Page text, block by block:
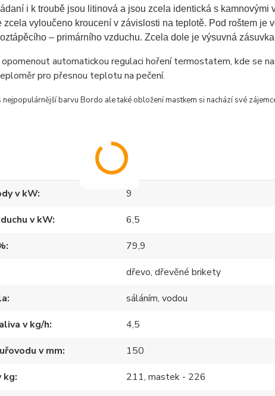
i k troubě jsou litinová a jsou zcela identická s kamnovými
zcela vyloučeno kroucení v závislosti na teplotě. Pod roštem je
– primárního vzduchu. Zcela dole je výsuvná
automatickou regulaci hoření termostatem, kde se
pro přesnou teplotu na pečení.
barvu Bordo ale také obložení mastkem si nachází své
v kW
9
v kW
6,5
79,9
dřevo, dřevěné brikety
sáláním, vodou
v kg/h
4,5
v mm
150
kg
211, mastek - 226